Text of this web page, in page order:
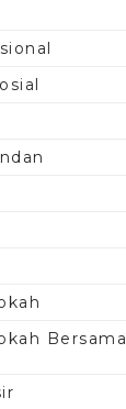
Bersama